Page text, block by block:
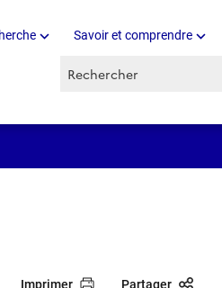
Savoir et comprendre
Recherche par mots clés
Imprimer Partager